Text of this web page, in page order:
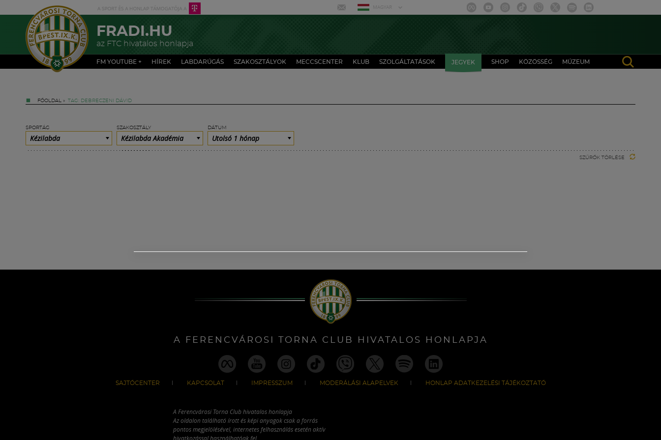
MAGYAR
FRADI.HU
az FTC hivatalos honlapja
FM YOUTUBE + HÍREK LABDARÚGÁS SZAKOSZTÁLYOK MECCSCENTER KLUB SZOLGÁLTATÁSOK JEGYEK SHOP KÖZÖSSÉG MÚZEUM
FŐOLDAL » TAG: DEBRECZENI DÁVID
SPORTÁG
Kézilabda
SZAKOSZTÁLY
Kézilabda Akadémia
DÁTUM
Utolsó 1 hónap
SZŰRŐK TÖRLÉSE
A FERENCVÁROSI TORNA CLUB HIVATALOS HONLAPJA
SAJTÓCENTER KAPCSOLAT IMPRESSZUM MODERÁLÁSI ALAPELVEK HONLAP ADATKEZELÉSI TÁJÉKOZTATÓ
A Ferencvárosi Torna Club hivatalos honlapja
Az oldalon található írott és képi anyagok csak a forrás
pontos megjelölésével, internetes felhasználás esetén aktív
hivatkozással használhatóak fel.